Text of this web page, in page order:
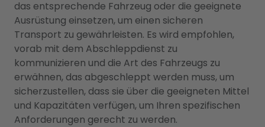
das entsprechende Fahrzeug oder die geeignete
Ausrüstung einsetzen, um einen sicheren
Transport zu gewährleisten. Es wird empfohlen,
vorab mit dem Abschleppdienst zu
kommunizieren und die Art des Fahrzeugs zu
erwähnen, das abgeschleppt werden muss, um
sicherzustellen, dass sie über die geeigneten Mittel
und Kapazitäten verfügen, um Ihren spezifischen
Anforderungen gerecht zu werden.